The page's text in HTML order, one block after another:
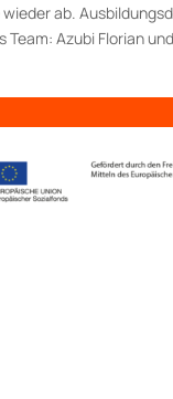
ab.
Team: Azubi Florian